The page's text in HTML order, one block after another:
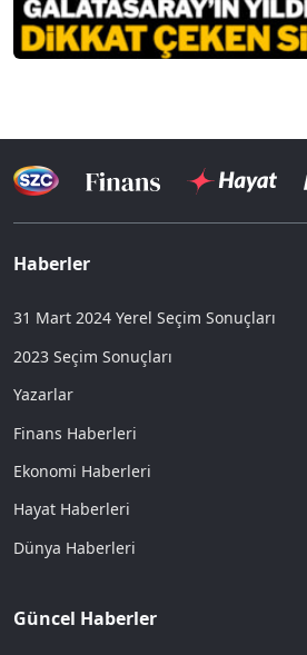
Haberler
31 Mart 2024 Yerel Seçim Sonuçları
2023 Seçim Sonuçları
Yazarlar
Finans Haberleri
Ekonomi Haberleri
Hayat Haberleri
Dünya Haberleri
Güncel Haberler